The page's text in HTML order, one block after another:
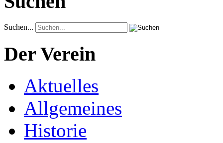
Suchen...
Der Verein
Aktuelles
Allgemeines
Historie